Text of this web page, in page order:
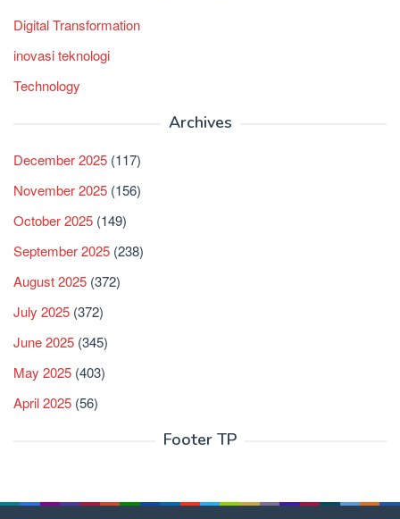
Digital Transformation
inovasi teknologi
Technology
Archives
December 2025 (117)
November 2025 (156)
October 2025 (149)
September 2025 (238)
August 2025 (372)
July 2025 (372)
June 2025 (345)
May 2025 (403)
April 2025 (56)
Footer TP